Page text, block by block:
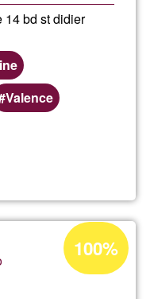
14 bd st didier
Valence
Dr
Percentatge
d'acceptació
de
100%